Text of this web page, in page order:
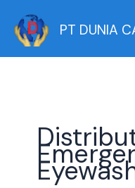
content
PT DUNIA